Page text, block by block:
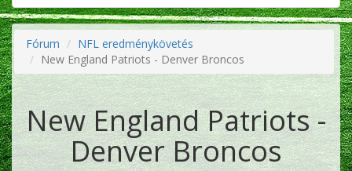
Fórum
NFL eredménykövetés
New England Patriots - Denver Broncos
New England Patriots -
Denver Broncos